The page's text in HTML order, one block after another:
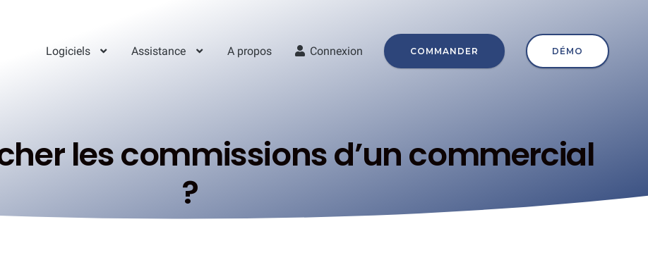
Logiciels Assistance A propos Connexion COMMANDER DÉMO
les commissions d’un commercial
?